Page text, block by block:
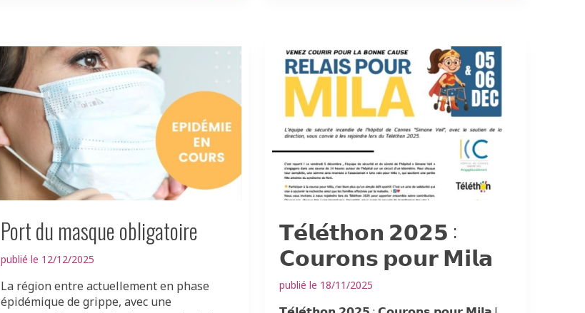
Port du masque obligatoire
publié le 12/12/2025
La région entre actuellement en phase
épidémique de grippe, avec une
𝗧𝗲́𝗹𝗲́𝘁𝗵𝗼𝗻 𝟮𝟬𝟮𝟱 :
𝗖𝗼𝘂𝗿𝗼𝗻𝘀 𝗽𝗼𝘂𝗿 𝗠𝗶𝗹𝗮
publié le 18/11/2025